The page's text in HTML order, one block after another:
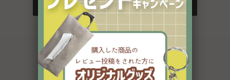
もっと見る
特集一覧